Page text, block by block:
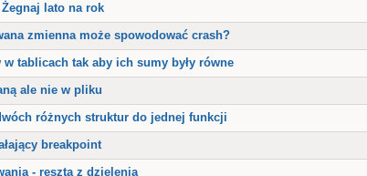
lato na rok
zmienna może spowodować crash?
w tablicach tak aby ich sumy były równe
ale nie w pliku
różnych struktur do jednej funkcji
breakpoint
- reszta z dzielenia